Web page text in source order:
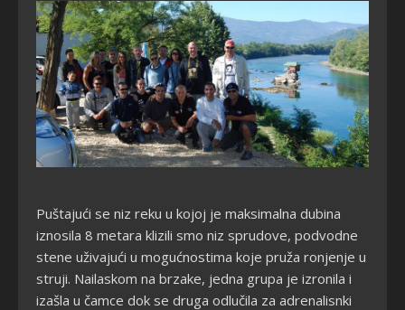
Puštajući se niz reku u kojoj je maksimalna dubina
iznosila 8 metara klizili smo niz sprudove, podvodne
stene uživajući u mogućnostima koje pruža ronjenje u
struji. Nailaskom na brzake, jedna grupa je izronila i
izašla u čamce dok se druga odlučila za adrenalisnki